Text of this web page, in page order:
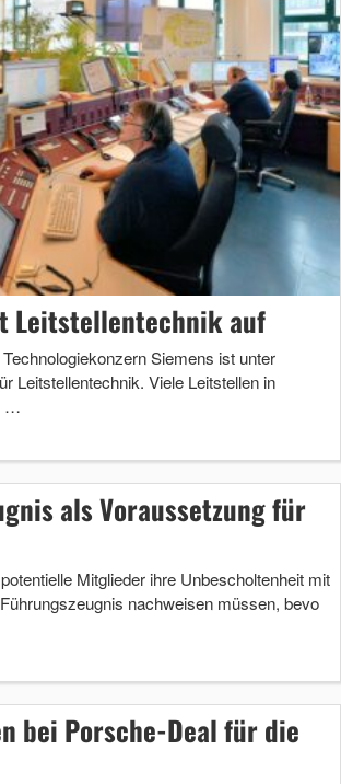
Leitstellentechnik auf
Siemens ist unter
Leitstellentechnik. Viele Leitstellen in
…
als Voraussetzung für
Mitglieder ihre Unbescholtenheit mit
nachweisen müssen, bevo
bei Porsche-Deal für die